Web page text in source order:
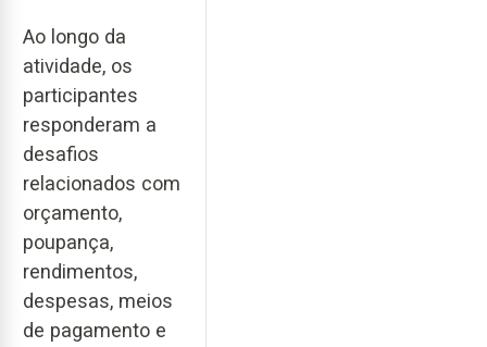
Ao longo da
atividade, os
participantes
responderam a
desafios
relacionados com
orçamento,
poupança,
rendimentos,
despesas, meios
de pagamento e